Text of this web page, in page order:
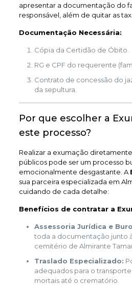
apresentar a documentação do
responsável, além de quitar as
Documentação Necessária:
Cópia da Certidão de Óbito.
RG e CPF do requerente
Contrato de concessão do
da sepultura.
Por que escolher a
este processo?
Realizar a exumação
públicos pode ser um processo
emocionalmente desgastante. A
sua parceira especializada em
cuidando de cada detalhe:
Benefícios de contratar a
Assessoria Jurídica e
toda a documentação junto
cemitério de Almirante
Traslado Especializado:
adequados para o
mortais até o crematório.